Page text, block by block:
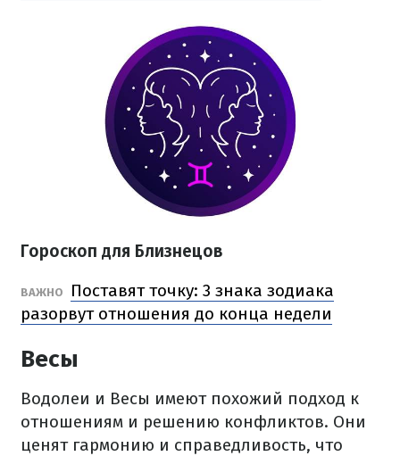
Гороскоп для Близнецов
ВАЖНО
Поставят точку: 3 знака зодиака
разорвут отношения до конца недели
Весы
Водолеи и Весы имеют похожий подход к
отношениям и решению конфликтов. Они
ценят гармонию и справедливость, что